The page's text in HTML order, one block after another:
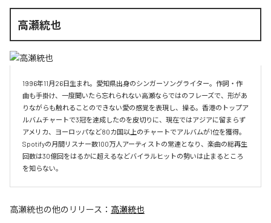
高瀬統也
1996年11月26日生まれ。愛知県出身のシンガーソングライター。作詞・作
曲も手掛け、一度聞いたら忘れられない高瀬ならではのフレーズで、形があ
りながらも触れることのできない愛の感覚を表現し、操る。香港のトップア
ルバムチャートで3冠を達成したのを皮切りに、現在ではアジアに留まらず
アメリカ、ヨーロッパなど80カ国以上のチャートでアルバムが1位を獲得。
Spotifyの月間リスナー数100万人アーティストの常連となり、楽曲の総再生
回数は30億回をはるかに超えるなどバイラルヒットの勢いは止まるところ
を知らない。
高瀬統也の他のリリース： 高瀬統也